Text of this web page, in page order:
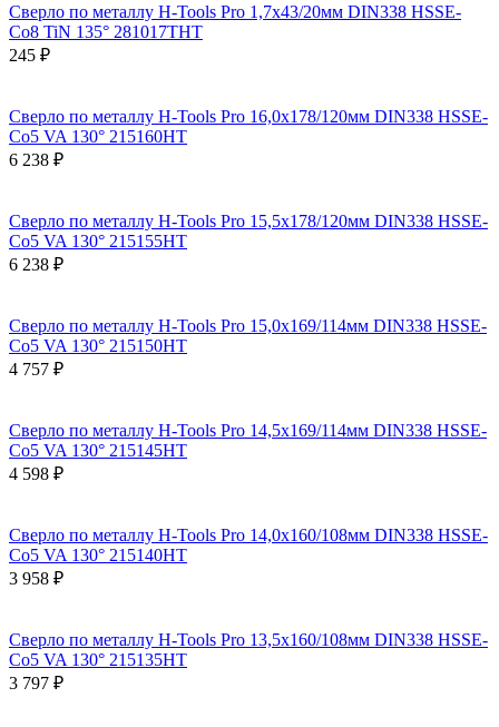
Сверло по металлу H-Tools Pro 1,7x43/20мм DIN338 HSSE-
Co8 TiN 135° 281017THT
245 ₽
Сверло по металлу H-Tools Pro 16,0x178/120мм DIN338 HSSE-
Co5 VA 130° 215160HT
6 238 ₽
Сверло по металлу H-Tools Pro 15,5x178/120мм DIN338 HSSE-
Co5 VA 130° 215155HT
6 238 ₽
Сверло по металлу H-Tools Pro 15,0x169/114мм DIN338 HSSE-
Co5 VA 130° 215150HT
4 757 ₽
Сверло по металлу H-Tools Pro 14,5x169/114мм DIN338 HSSE-
Co5 VA 130° 215145HT
4 598 ₽
Сверло по металлу H-Tools Pro 14,0x160/108мм DIN338 HSSE-
Co5 VA 130° 215140HT
3 958 ₽
Сверло по металлу H-Tools Pro 13,5x160/108мм DIN338 HSSE-
Co5 VA 130° 215135HT
3 797 ₽